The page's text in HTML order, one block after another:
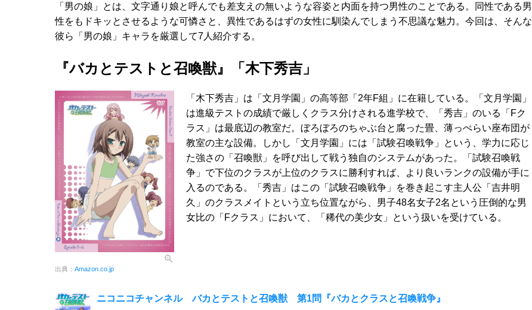
「男の娘」とは、文字通り娘と呼んでも差支えの無いような容姿と内面を持つ男性のことである。同性である男
性をもドキッとさせるような可憐さと、異性であるはずの女性に馴染んでしまう不思議な魅力。今回は、そんな
彼ら「男の娘」キャラを厳選して7人紹介する。
『バカとテストと召喚獣』「木下秀吉」
出典： Amazon.co.jp
「木下秀吉」は「文月学園」の高等部「2年F組」に在籍している。「文月学園」
は進級テストの成績で厳しくクラス分けされる進学校で、「秀吉」のいる「Fク
ラス」は最底辺の教室だ。ぼろぼろのちゃぶ台と腐った畳、薄っぺらい座布団が
教室の主な設備。しかし「文月学園」には「試験召喚戦争」という、学力に応じ
た強さの「召喚獣」を呼び出して戦う独自のシステムがあった。「試験召喚戦
争」で下位のクラスが上位のクラスに勝利すれば、より良いランクの設備が手に
入るのである。「秀吉」はこの「試験召喚戦争」を巻き起こす主人公「吉井明
久」のクラスメイトという立ち位置ながら、男子48名女子2名という圧倒的な男
女比の「Fクラス」において、「稀代の美少女」という扱いを受けている。
ニコニコチャンネル バカとテストと召喚獣 第1問『バカとクラスと召喚戦争』